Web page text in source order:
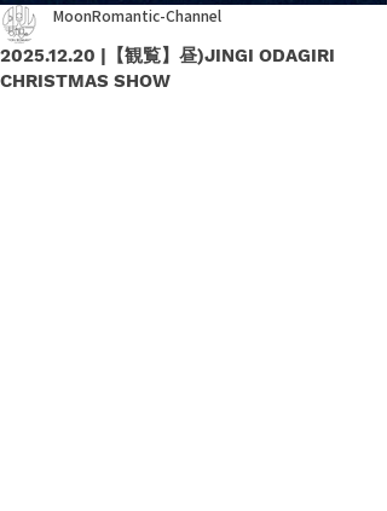
2025.12.20 |【観覧】昼)JINGI ODAGIRI
CHRISTMAS SHOW
MoonRomantic-Channel